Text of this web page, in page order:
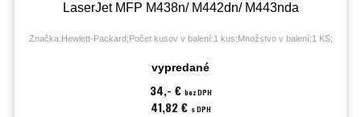
LaserJet MFP M438n/ M442dn/ M443nda
Značka:Hewlett-Packard;Počet kusov v balení:1 kus;Množstvo v balení:1 KS;
vypredané
34,- € bez DPH
41,82 € s DPH